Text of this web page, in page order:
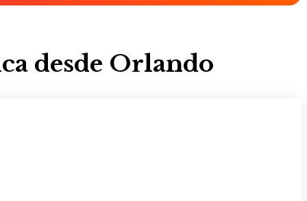
desde Orlando